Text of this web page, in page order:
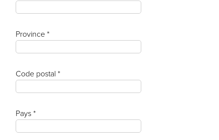
Province *
Code postal *
Pays *